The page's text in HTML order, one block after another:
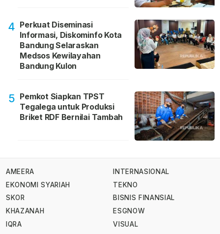
4 Perkuat Diseminasi
Informasi, Diskominfo Kota
Bandung Selaraskan
Medsos Kewilayahan
Bandung Kulon
5 Pemkot Siapkan TPST
Tegalega untuk Produksi
Briket RDF Bernilai Tambah
AMEERA
EKONOMI SYARIAH
SKOR
KHAZANAH
IQRA
INTERNASIONAL
TEKNO
BISNIS FINANSIAL
ESGNOW
VISUAL